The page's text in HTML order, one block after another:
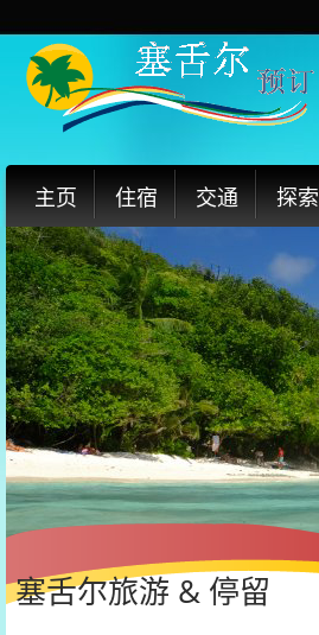
主页 住宿 交通 探索
塞舌尔旅游 & 停留